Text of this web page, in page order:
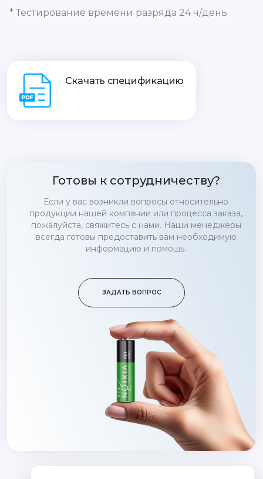
* Тестирование времени разряда 24 ч/день
Скачать спецификацию
Готовы к сотрудничеству?
Если у вас возникли вопросы относительно
продукции нашей компании или процесса заказа,
пожалуйста, свяжитесь с нами. Наши менеджеры
всегда готовы предоставить вам необходимую
информацию и помощь.
ЗАДАТЬ ВОПРОС